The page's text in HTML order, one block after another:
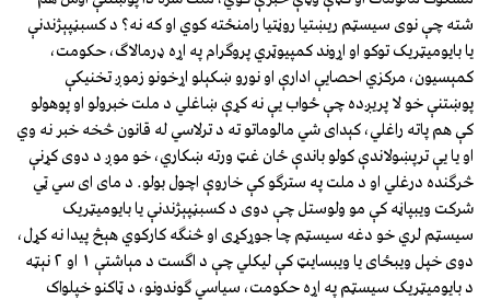
شته چې نوى سيسټم ريښتيا روڼتيا رامنځته کوي او که نه؟ د کسبڼپېژندنې
يا بايوميټريک توکو او اړوند کمپيوټري پروګرام په اړه ډرمالاګ، حکومت،
کمېسيون، مرکزي احصايې ادارې او نورو ښکېلو اړخونو زموږ تخنيکې
پوښتنې خو لا پريږده چې ځواب يې نه کړې ښاغلي د ملت خبرولو او پوهولو
کې هم پاته راغلي، کېداى شي مالوماتو ته د ترلاسي له قانون څخه خبر نه وي
او يا يې ترپښولاندې کولو باندې ځان غټ ورته ښکاري، خو موږ د دوى کړنې
څرګنده درغلي او د ملت په سترګو کې خاروې اچول بولو. د ماى اى سي ټي
شرکت ويبپاڼه کې مو ولوستل چې دوى د کسبڼپېژندنې يا بايوميټريک
سيسټم لري خو دغه سيسټم چا جوړکړى او څنګه کارکوي هېڅ پيدا نه کړل،
دوى خپل ويبځاى يا ويبسايټ کې ليکلي چې د اګست د مېاشتې ١ او ٢ نېټه
د بايوميټريک سيسټم په اړه حکومت، سياسي ګوندونو، د ټاکنو خپلواک